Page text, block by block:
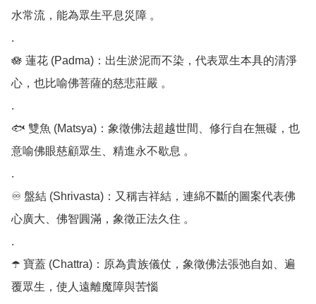
水常流，能為眾生平息災障 。
.
🪷 蓮花 (Padma)：出生淤泥而不染，代表眾生本具的清淨
心，也比喻佛菩薩的慈悲莊嚴 。
.
🐟 雙魚 (Matsya)：象徵佛法超越世間、修行自在無礙，也
意喻佛眼慈顧眾生、精進永不歇息 。
.
♾️ 盤結 (Shrivasta)：又稱吉祥結，連綿不斷的圖案代表佛
心廣大、佛智圓滿，象徵正法久住 。
.
☂️ 寶蓋 (Chattra)：原為貴族儀仗，象徵佛法張弛自如、遍
覆眾生，使人遠離魔障與苦惱